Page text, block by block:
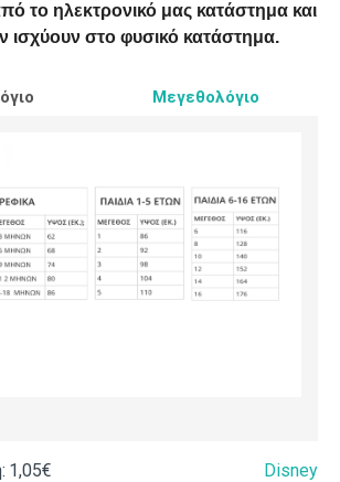
το ηλεκτρονικό μας κατάστημα και
ισχύουν στο φυσικό κατάστημα.
Μεγεθολόγιο
1,05€
Disney